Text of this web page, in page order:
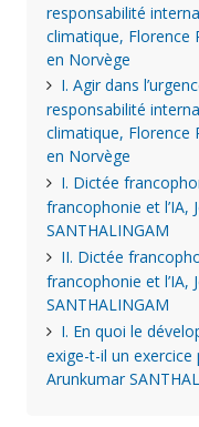
responsabilité
climatique, Florence
en Norvège
I. Agir dans
responsabilité
climatique, Florence
en Norvège
I. Dictée
francophonie et l’IA,
SANTHALINGAM
II. Dictée
francophonie et l’IA,
SANTHALINGAM
I. En quoi le
exige-t-il un exercice
Arunkumar